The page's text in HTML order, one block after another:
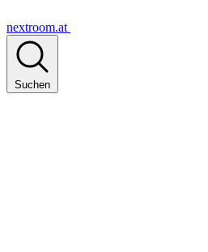
nextroom.at
Suchen